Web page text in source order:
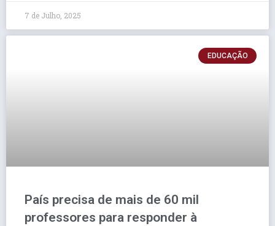
7 de Julho, 2025
EDUCAÇÃO
País precisa de mais de 60 mil
professores para responder à